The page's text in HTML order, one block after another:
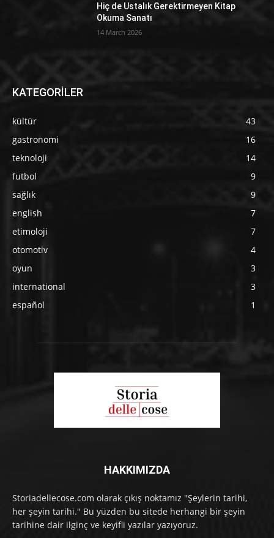
Hiç de Ustalık Gerektirmeyen Kitap
Okuma Sanatı
14 March 2026
KATEGORİLER
kültür
43
gastronomi
16
teknoloji
14
futbol
9
sağlık
9
english
7
etimoloji
7
otomotiv
4
oyun
3
international
3
español
1
HAKKIMIZDA
Storiadellecose.com olarak çıkış noktamız "Şeylerin tarihi,
her şeyin tarihi." Bu yüzden bu sitede herhangi bir şeyin
tarihine dair ilginç ve keyifli yazılar yazıyoruz.